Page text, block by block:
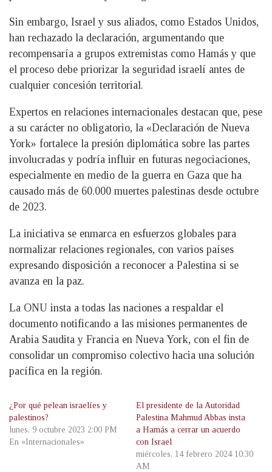
Sin embargo, Israel y sus aliados, como Estados Unidos,
han rechazado la declaración, argumentando que
recompensaría a grupos extremistas como Hamás y que
el proceso debe priorizar la seguridad israelí antes de
cualquier concesión territorial.
Expertos en relaciones internacionales destacan que, pese
a su carácter no obligatorio, la «Declaración de Nueva
York» fortalece la presión diplomática sobre las partes
involucradas y podría influir en futuras negociaciones,
especialmente en medio de la guerra en Gaza que ha
causado más de 60.000 muertes palestinas desde octubre
de 2023.
La iniciativa se enmarca en esfuerzos globales para
normalizar relaciones regionales, con varios países
expresando disposición a reconocer a Palestina si se
avanza en la paz.
La ONU insta a todas las naciones a respaldar el
documento notificando a las misiones permanentes de
Arabia Saudita y Francia en Nueva York, con el fin de
consolidar un compromiso colectivo hacia una solución
pacífica en la región.
¿Por qué pelean israelíes y
palestinos?
lunes, 9 octubre 2023 2:00 PM
En «Internacionales»
El presidente de la Autoridad
Palestina Mahmud Abbas insta
a Hamás a cerrar un acuerdo
con Israel
miércoles, 14 febrero 2024 10:30
AM